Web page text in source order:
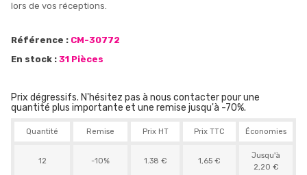
lors de vos réceptions.
Référence : CM-30772
En stock : 31 Pièces
Prix dégressifs. N'hésitez pas à nous contacter pour une
quantité plus importante et une remise jusqu'à -70%.
Quantité Remise Prix HT Prix TTC Économies
12 -10% 1.38 € 1,65 €
Jusqu'à
2,20 €